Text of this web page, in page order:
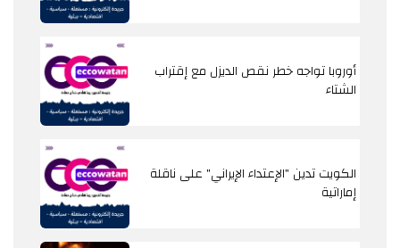
أوروبا تواجه خطر نقص الديزل مع إقتراب
الشتاء
الكويت تدين "الإعتداء الإيراني" على ناقلة
إماراتية